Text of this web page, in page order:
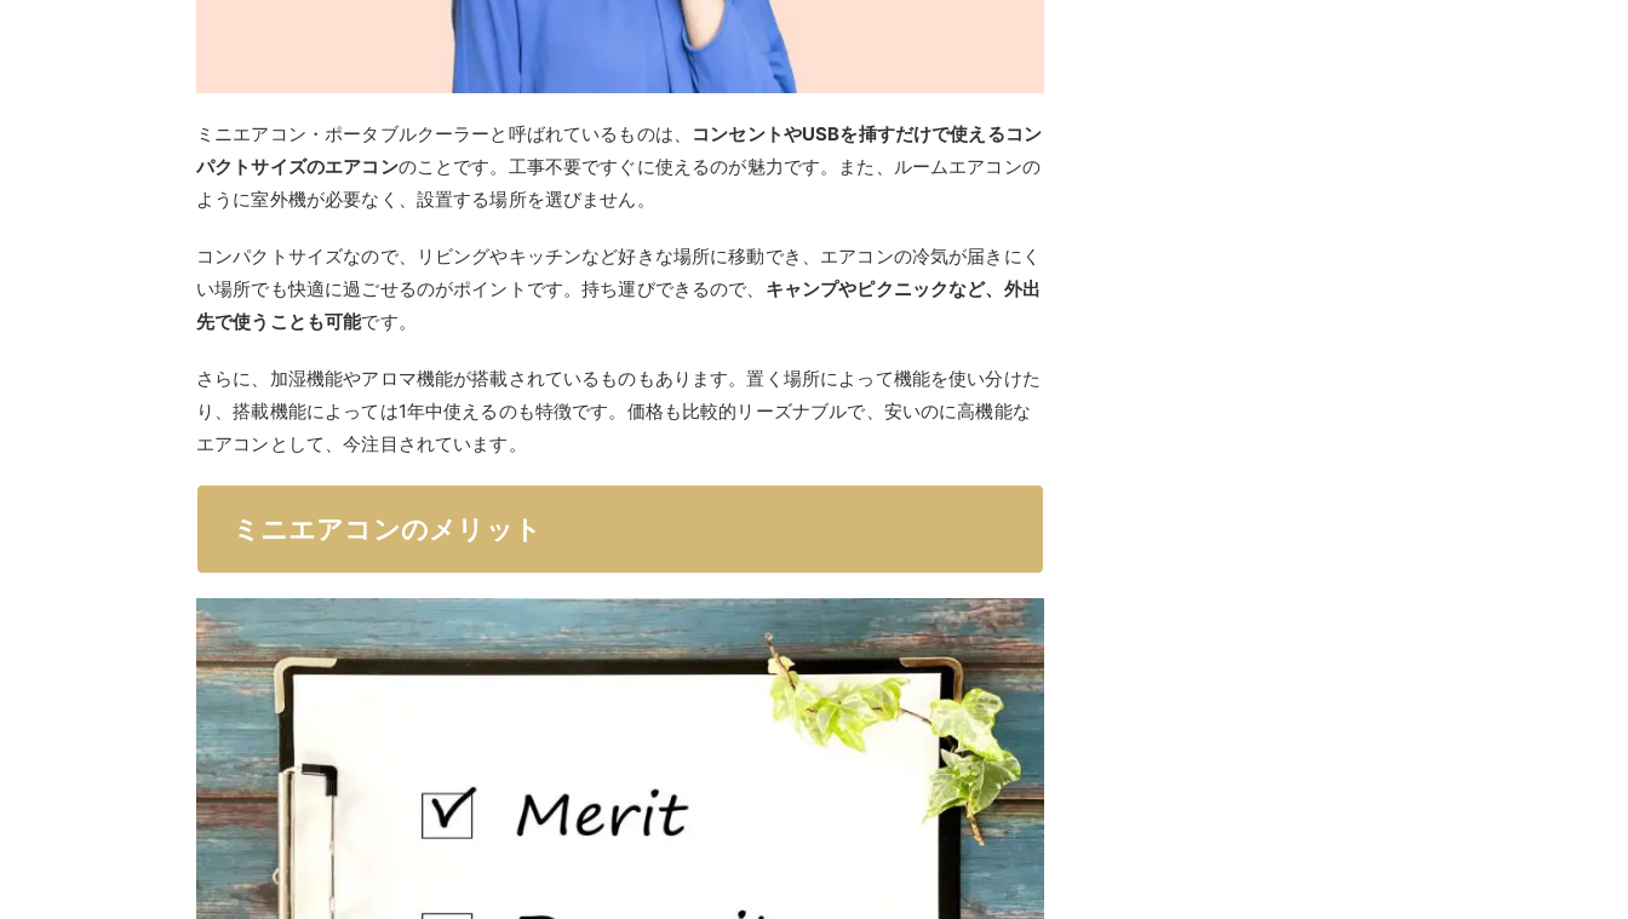
ミニエアコン・ポータブルクーラーと呼ばれているものは、
コンセントやUSBを挿すだけで使えるコン
パクトサイズのエアコンのことです。工事不要ですぐに使えるのが魅力です。また、ルームエアコンの
ように室外機が必要なく、設置する場所を選びません。
コンパクトサイズなので、リビングやキッチンなど好きな場所に移動でき、エアコンの冷気が届きにく
い場所でも快適に過ごせるのがポイントです。持ち運びできるので、 キャンプやピクニックなど、外出
先で使うことも可能です。
さらに、加湿機能やアロマ機能が搭載されているものもあります。置く場所によって機能を使い分けた
り、搭載機能によっては1年中使えるのも特徴です。価格も比較的リーズナブルで、安いのに高機能な
エアコンとして、今注目されています。
ミニエアコンのメリット